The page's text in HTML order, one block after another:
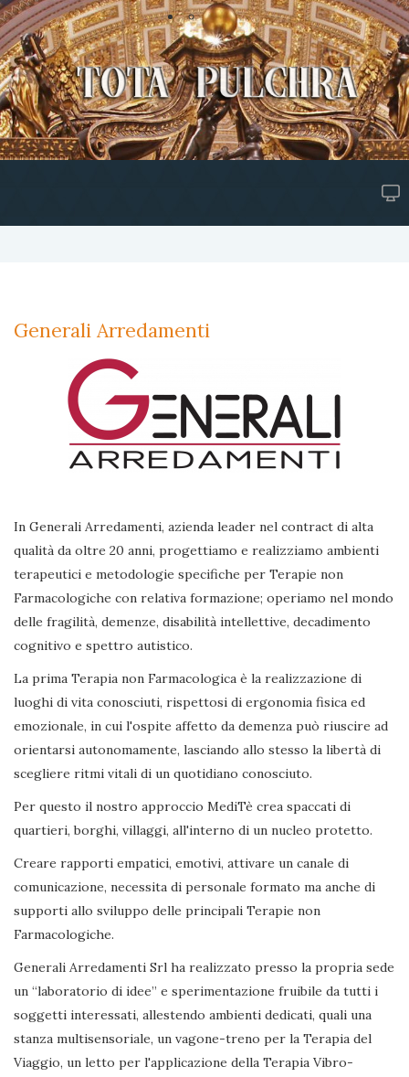
Generali Arredamenti
In Generali Arredamenti, azienda leader nel contract di alta
qualità da oltre 20 anni, progettiamo e realizziamo ambienti
terapeutici e metodologie specifiche per Terapie non
Farmacologiche con relativa formazione; operiamo nel mondo
delle fragilità, demenze, disabilità intellettive, decadimento
cognitivo e spettro autistico.
La prima Terapia non Farmacologica è la realizzazione di
luoghi di vita conosciuti, rispettosi di ergonomia fisica ed
emozionale, in cui l'ospite affetto da demenza può riuscire ad
orientarsi autonomamente, lasciando allo stesso la libertà di
scegliere ritmi vitali di un quotidiano conosciuto.
Per questo il nostro approccio MediTè crea spaccati di
quartieri, borghi, villaggi, all'interno di un nucleo protetto.
Creare rapporti empatici, emotivi, attivare un canale di
comunicazione, necessita di personale formato ma anche di
supporti allo sviluppo delle principali Terapie non
Farmacologiche.
Generali Arredamenti Srl ha realizzato presso la propria sede
un “laboratorio di idee” e sperimentazione fruibile da tutti i
soggetti interessati, allestendo ambienti dedicati, quali una
stanza multisensoriale, un vagone-treno per la Terapia del
Viaggio, un letto per l'applicazione della Terapia Vibro-